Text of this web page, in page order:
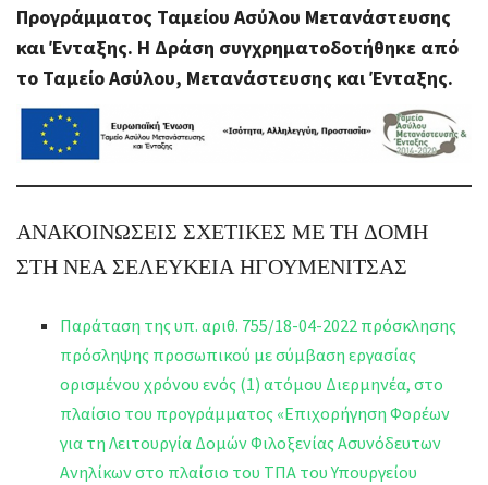
Προγράμματος Ταμείου Ασύλου Μετανάστευσης
και Ένταξης. Η Δράση συγχρηματοδοτήθηκε από
το Ταμείο Ασύλου, Μετανάστευσης και Ένταξης.
ΑΝΑΚΟΙΝΩΣΕΙΣ ΣΧΕΤΙΚΕΣ ΜΕ ΤΗ ΔΟΜΗ
ΣΤΗ ΝΕΑ ΣΕΛΕΥΚΕΙΑ ΗΓΟΥΜΕΝΙΤΣΑΣ
Παράταση της υπ. αριθ. 755/18-04-2022 πρόσκλησης
πρόσληψης προσωπικού με σύμβαση εργασίας
ορισμένου χρόνου ενός (1) ατόμου Διερμηνέα, στο
πλαίσιο του προγράμματος «Επιχορήγηση Φορέων
για τη Λειτουργία Δομών Φιλοξενίας Ασυνόδευτων
Ανηλίκων στο πλαίσιο του ΤΠΑ του Υπουργείου